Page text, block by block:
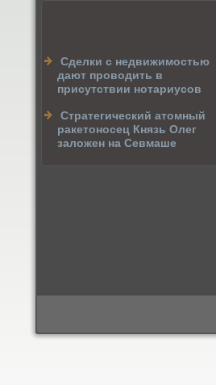
Сделки с недвижимостью
дают проводить в
присутствии нотариусов
Cтратегический атомный
ракетоносец Князь Олег
заложен на Севмаше